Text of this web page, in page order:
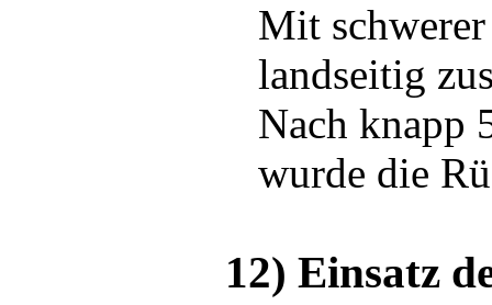
Mit
landseitig
Nach knapp
wurde die
12) Einsatz